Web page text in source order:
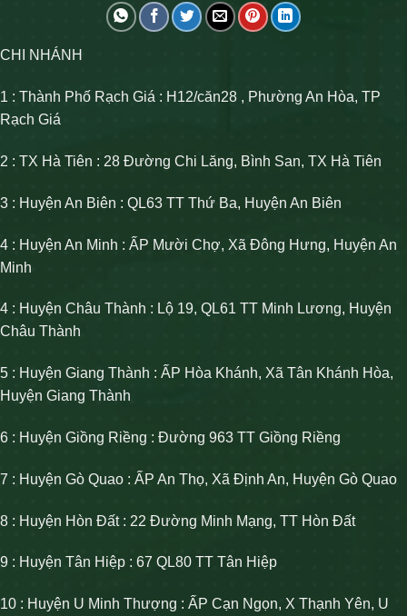
CHI NHÁNH
1 : Thành Phố Rạch Giá : H12/căn28 , Phường An Hòa, TP
Rạch Giá
2 : TX Hà Tiên : 28 Đường Chi Lăng, Bình San, TX Hà Tiên
3 : Huyện An Biên : QL63 TT Thứ Ba, Huyện An Biên
4 : Huyện An Minh : ẤP Mười Chợ, Xã Đông Hưng, Huyện An
Minh
4 : Huyện Châu Thành : Lộ 19, QL61 TT Minh Lương, Huyện
Châu Thành
5 : Huyện Giang Thành : ẤP Hòa Khánh, Xã Tân Khánh Hòa,
Huyện Giang Thành
6 : Huyện Giồng Riềng : Đường 963 TT Giồng Riềng
7 : Huyện Gò Quao : ẤP An Thọ, Xã Định An, Huyện Gò Quao
8 : Huyện Hòn Đất : 22 Đường Minh Mạng, TT Hòn Đất
9 : Huyện Tân Hiệp : 67 QL80 TT Tân Hiệp
10 : Huyện U Minh Thượng : ẤP Cạn Ngọn, X Thạnh Yên, U